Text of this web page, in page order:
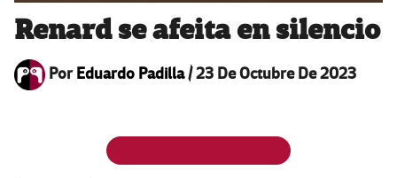
Renard se afeita en silencio
Por Eduardo Padilla/23 De Octubre De 2023